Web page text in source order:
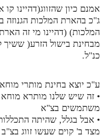
אמנם כיון שהזווג(דהיינו
ג"כ בהארת המלכות הגנוזה
המלכות) (דהיינו מי זה
מבחינת בישול הזרע(
כנ"ל.
ע"כ יוצא בחינת מותרי
• זה שיש שלנו מותרא
משתמשים בצ"א
• אבל בגלל, שהיתה
מצד ב' קוים שעשו זווג בצ"ב